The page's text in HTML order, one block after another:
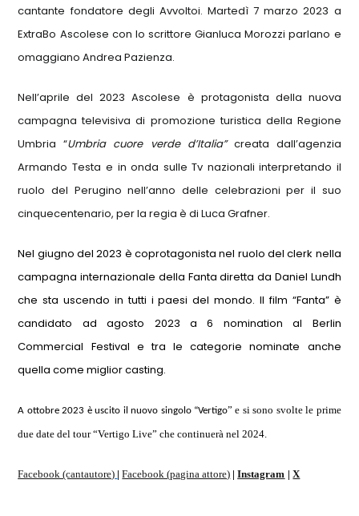
cantante fondatore degli Avvoltoi. Martedì 7 marzo 2023 a
ExtraBo Ascolese con lo scrittore Gianluca Morozzi parlano e
omaggiano Andrea Pazienza.
Nell’aprile del 2023 Ascolese è protagonista della nuova
campagna televisiva di promozione turistica della Regione
Umbria “Umbria cuore verde d’Italia” creata dall’agenzia
Armando Testa e in onda sulle Tv nazionali interpretando il
ruolo del Perugino nell’anno delle celebrazioni per il suo
cinquecentenario, per la regia è di Luca Grafner.
Nel giugno del 2023 è coprotagonista nel ruolo del clerk nella
campagna internazionale della Fanta diretta da Daniel Lundh
che sta uscendo in tutti i paesi del mondo. Il film “Fanta” è
candidato ad agosto 2023 a 6 nomination al Berlin
Commercial Festival e tra le categorie nominate anche
quella come miglior casting.
A ottobre 2023 è uscito il nuovo singolo “Vertigo” e si sono svolte le prime
due date del tour “Vertigo Live” che continuerà nel 2024.
Facebook (cantautore) |Facebook (pagina attore) |Instagram |X